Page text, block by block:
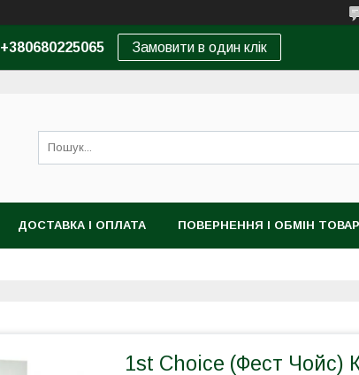
+380680225065 Замовити в один клік
ДОСТАВКА І ОПЛАТА ПОВЕРНЕННЯ І ОБМІН
1st Choice (Фест Чойс)